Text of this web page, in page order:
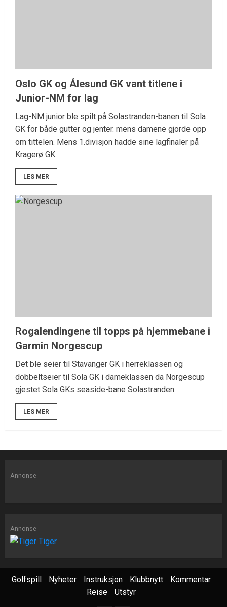
Oslo GK og Ålesund GK vant titlene i
Junior-NM for lag
Lag-NM junior ble spilt på Solastranden-banen til Sola
GK for både gutter og jenter. mens damene gjorde opp
om tittelen. Mens 1.divisjon hadde sine lagfinaler på
Kragerø GK.
LES MER
Rogalendingene til topps på hjemmebane i
Garmin Norgescup
Det ble seier til Stavanger GK i herreklassen og
dobbeltseier til Sola GK i dameklassen da Norgescup
gjestet Sola GKs seaside-bane Solastranden.
LES MER
Annonse
Annonse
Golfspill Nyheter Instruksjon Klubbnytt
Kommentar
Reise
Utstyr